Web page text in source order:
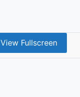
View Fullscreen